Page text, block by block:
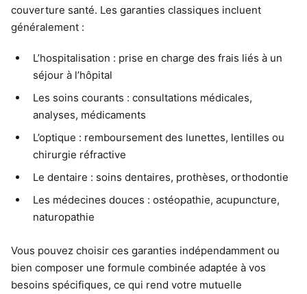
couverture santé. Les garanties classiques incluent
généralement :
L’hospitalisation : prise en charge des frais liés à un
séjour à l’hôpital
Les soins courants : consultations médicales,
analyses, médicaments
L’optique : remboursement des lunettes, lentilles ou
chirurgie réfractive
Le dentaire : soins dentaires, prothèses, orthodontie
Les médecines douces : ostéopathie, acupuncture,
naturopathie
Vous pouvez choisir ces garanties indépendamment ou
bien composer une formule combinée adaptée à vos
besoins spécifiques, ce qui rend votre mutuelle